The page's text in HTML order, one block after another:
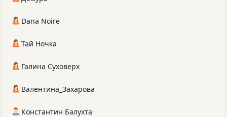
Dana Noire
Тай Ночка
Галина Суховерх
Валентина_Захарова
Константин Балухта